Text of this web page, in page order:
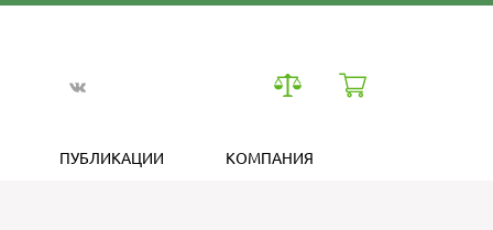
ПУБЛИКАЦИИ КОМПАНИЯ